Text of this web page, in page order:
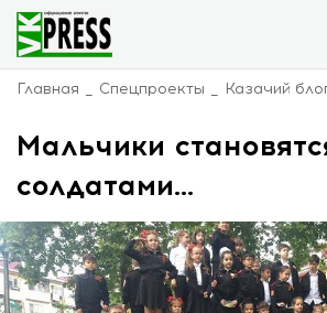
Главная Спецпроекты Казачий
Мальчики
солдатами…